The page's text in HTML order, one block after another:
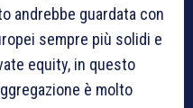
andrebbe guardata con
sempre più solidi e
equity, in questo
è molto